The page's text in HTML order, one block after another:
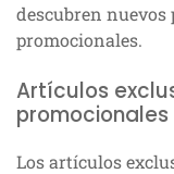
descubren nuevos
promocionales.
Artículos
promocionales
Los artículos